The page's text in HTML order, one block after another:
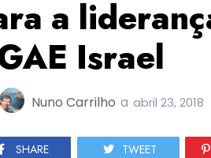
a
Israel
Nuno Carrilho a abril 23, 2018
SHARE TWEET